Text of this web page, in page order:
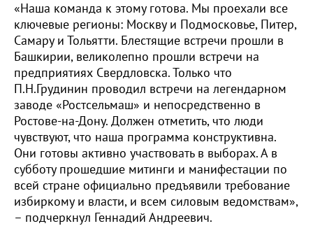
«Наша команда к этому готова. Мы проехали все
ключевые регионы: Москву и Подмосковье, Питер,
Самару и Тольятти. Блестящие встречи прошли в
Башкирии, великолепно прошли встречи на
предприятиях Свердловска. Только что
П.Н.Грудинин проводил встречи на легендарном
заводе «Ростсельмаш» и непосредственно в
Ростове-на-Дону. Должен отметить, что люди
чувствуют, что наша программа конструктивна.
Они готовы активно участвовать в выборах. А в
субботу прошедшие митинги и манифестации по
всей стране официально предъявили требование
избиркому и власти, и всем силовым ведомствам»,
– подчеркнул Геннадий Андреевич.